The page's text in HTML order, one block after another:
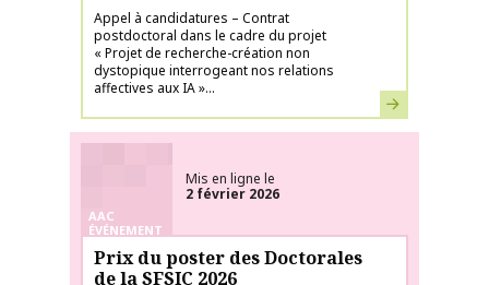
Appel à candidatures – Contrat
postdoctoral dans le cadre du projet
« Projet de recherche-création non
dystopique interrogeant nos relations
affectives aux IA »...
En savoir plus
AAC
ÉVÉNEMENT
Mis en ligne le
2 février 2026
Prix du poster des Doctorales
de la SFSIC 2026